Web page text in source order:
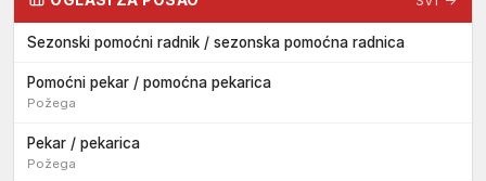
Sezonski pomoćni radnik / sezonska pomoćna radnica
Pomoćni pekar / pomoćna pekarica
Požega
Pekar / pekarica
Požega